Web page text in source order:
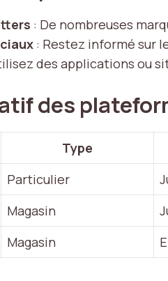
: De nombreuses
: Restez informé sur
des applications ou
des
Type
Particulier
Magasin
Magasin